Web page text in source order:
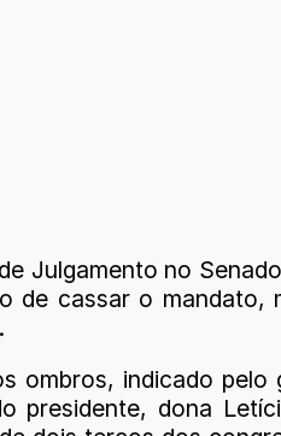
Julgamento no
de cassar o mandato,
ombros, indicado pelo
presidente, dona